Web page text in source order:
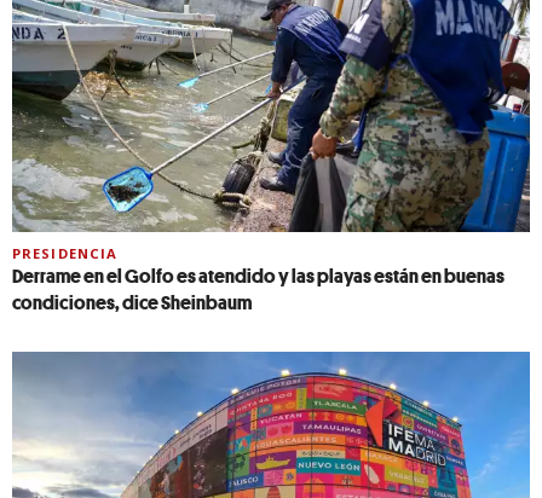
PRESIDENCIA
Derrame en el Golfo es atendido y las playas están en buenas
condiciones, dice Sheinbaum